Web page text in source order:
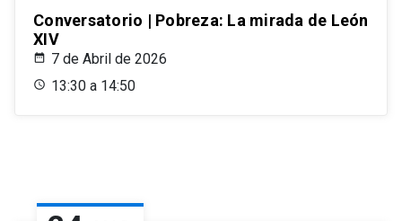
Conversatorio | Pobreza: La mirada de León
XIV
7 de Abril de 2026
13:30 a 14:50